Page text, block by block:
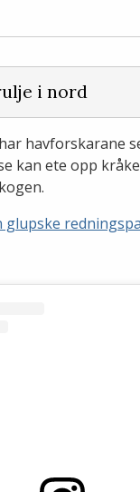
i nord
havforskarane
kan ete opp
glupske